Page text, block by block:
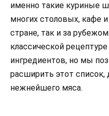
именно такие куриные
многих столовых, кафе
стране, так и за
классической
ингредиентов, но мы
расширить этот список,
нежнейшего мяса.